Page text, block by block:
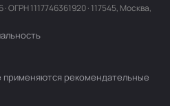
· ОГРН 1117746361920 · 117545, Москва,
применяются рекомендательные